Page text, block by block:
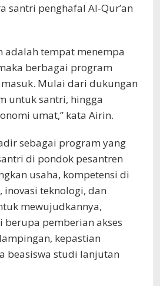
santri penghafal Al-Qur’an
adalah tempat menempa
berbagai program
Mulai dari dukungan
untuk santri, hingga
umat,” kata Airin.
sebagai program yang
di pondok pesantren
usaha, kompetensi di
teknologi, dan
mewujudkannya,
pemberian akses
kepastian
beasiswa studi lanjutan